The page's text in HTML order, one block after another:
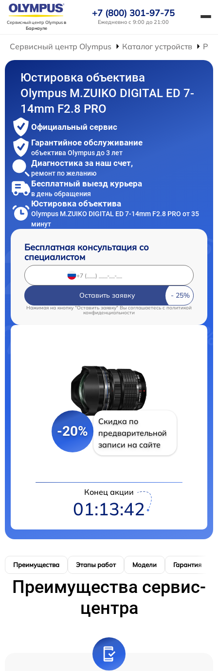
Сервисный центр Olympusв
Барнауле
+7 (800) 301-97-75
Ежедневно с 9:00 до 21:00
Сервисный центр Olympus Каталог устройств
Юстировка объектива
Olympus M.ZUIKO DIGITAL ED 7-
14mm F2.8 PRO
Официальный сервис
Гарантийное обслуживание
объектива Olympus до 3 лет
Диагностика за наш счет,
ремонт по желанию
Бесплатный выезд курьера
в день обращения
Юстировка объектива
Olympus M.ZUIKO DIGITAL ED 7-14mm F2.8 PRO от 35
минут
Бесплатная консультация со
специалистом
Оставить заявку
Нажимая на кнопку "Оставить заявку" Вы соглашаетесь c политикой
конфиденциальности
-20%
Скидка по
предварительной
записи на сайте
Конец акции
01:13:42
Преимущества Этапы работ Модели Гарантия
Преимущества сервис-
центра